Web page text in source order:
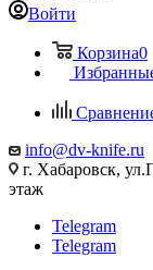
Войти
Корзина0
info@dv-knife.ru
г. Хабаровск,
этаж
Telegram
Telegram